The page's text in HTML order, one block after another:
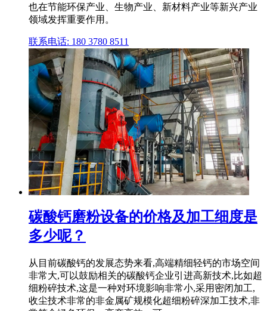
也在节能环保产业、生物产业、新材料产业等新兴产业
领域发挥重要作用。
联系电话: 180 3780 8511
碳酸钙磨粉设备的价格及加工细度是
多少呢？
从目前碳酸钙的发展态势来看,高端精细轻钙的市场空间
非常大,可以鼓励相关的碳酸钙企业引进高新技术,比如超
细粉碎技术,这是一种对环境影响非常小,采用密闭加工,
收尘技术非常的非金属矿规模化超细粉碎深加工技术,非